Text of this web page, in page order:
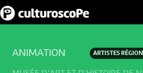
ARTISTES
ANIMATION